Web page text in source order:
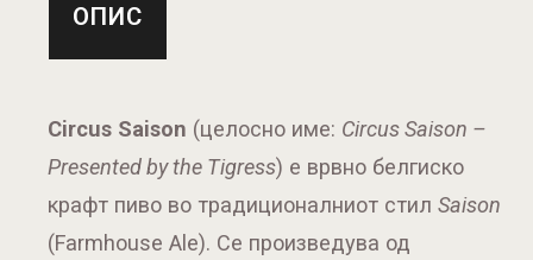
ОПИС
Circus Saison (целосно име: Circus Saison –
Presented by the Tigress) е врвно белгиско
крафт пиво во традиционалниот стил Saison
(Farmhouse Ale). Се произведува од